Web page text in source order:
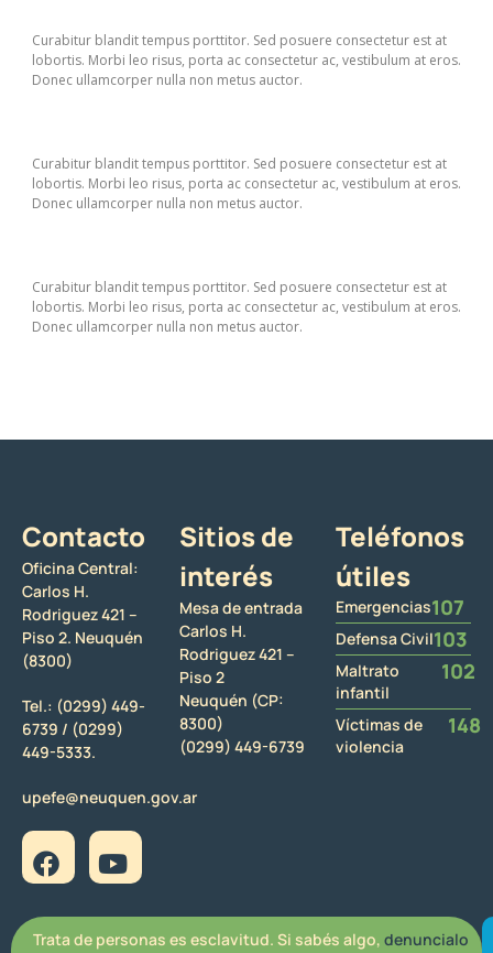
Curabitur blandit tempus porttitor. Sed posuere consectetur est at
lobortis. Morbi leo risus, porta ac consectetur ac, vestibulum at eros.
Donec ullamcorper nulla non metus auctor.
Curabitur blandit tempus porttitor. Sed posuere consectetur est at
lobortis. Morbi leo risus, porta ac consectetur ac, vestibulum at eros.
Donec ullamcorper nulla non metus auctor.
Curabitur blandit tempus porttitor. Sed posuere consectetur est at
lobortis. Morbi leo risus, porta ac consectetur ac, vestibulum at eros.
Donec ullamcorper nulla non metus auctor.
Contacto
Oficina Central:
Carlos H.
Rodriguez 421 –
Piso 2. Neuquén
(8300)
Tel.: (0299) 449-
6739 / (0299)
449-5333.
upefe@neuquen.gov.ar
Sitios de
interés
Mesa de entrada
Carlos H.
Rodriguez 421 –
Piso 2
Neuquén (CP:
8300)
(0299) 449-6739
Teléfonos
útiles
Emergencias107
Defensa Civil103
Maltrato
infantil
102
Víctimas de
violencia
148
Trata de personas es esclavitud. Si sabés algo, denuncialo